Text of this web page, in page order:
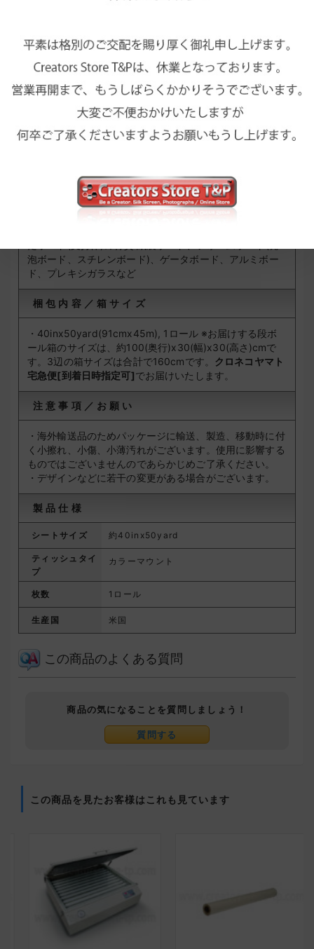
ラーマウントタイプ(CM)とアーカイバルマウントタイプ
(AM)です。
[カラーマウント(CM)タイプの特徴] ・適し
たメディアの材質写真(特にRCペーパー)、紙、布、滑ら
かな材質のポスター、青写真、リトグラフ、その他滑らか
ド、フォームボード(発泡ボード、スチレンボード)、ゲー
タボード、アルミボード、プレキシガラスなど
特別な無酸性の接着剤を両面にコーティングしています。
環境要因による糊の劣化をなくし、中性に維持するために
調整された接着剤です。長期保存する作品に適していま
・適したメディアの材質
写真(特にバライタペーパ
泡ボード、スチレンボード)、ゲータボード、アルミボー
ド、プレキシガラスなど
梱包内容／箱サイズ
・40inx50yard(91cmx45m), 1ロール※お届けする段ボ
ール箱のサイズは、約100(奥行)x30(幅)x30(高さ)cmで
す。3辺の箱サイズは合計で160cmです。
クロネコヤマト
宅急便[到着日時指定可]でお届けいたします。
注意事項／お願い
・海外輸送品のためパッケージに輸送、製造、移動時に付
く小擦れ、小傷、小薄汚れがございます。使用に影響する
ものではございませんのであらかじめご了承ください。
・デザインなどに若干の変更がある場合がございます。
製品仕様
シートサイズ 約40inx50yard
ティッシュタイ
プ
カラーマウント
枚数 1ロール
生産国 米国
この商品のよくある質問
商品の気になることを質問しましょう！
質問する
この商品を見たお客様はこれも見ています